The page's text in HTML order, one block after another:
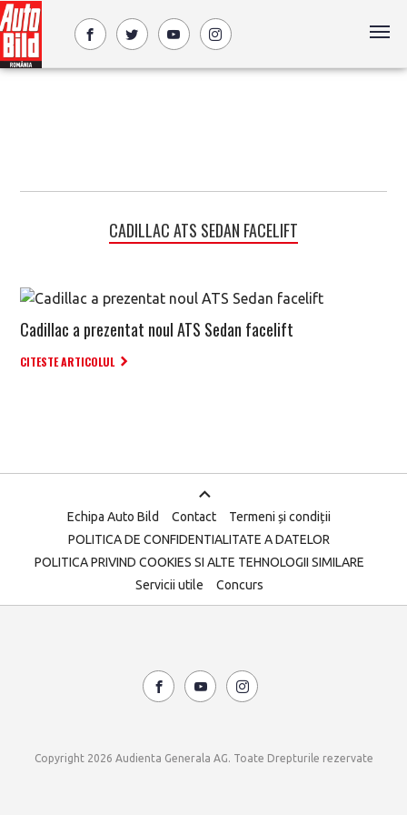
CADILLAC ATS SEDAN FACELIFT
Cadillac a prezentat noul ATS Sedan facelift
CITESTE ARTICOLUL
Echipa Auto Bild Contact
Termeni și condiții
POLITICA DE CONFIDENTIALITATE A DATELOR
POLITICA PRIVIND COOKIES SI ALTE TEHNOLOGII SIMILARE
Servicii utile
Concurs
Copyright 2026 Audienta Generala AG. Toate Drepturile rezervate